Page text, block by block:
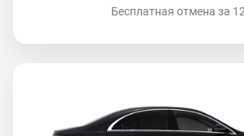
Бесплатная отмена за